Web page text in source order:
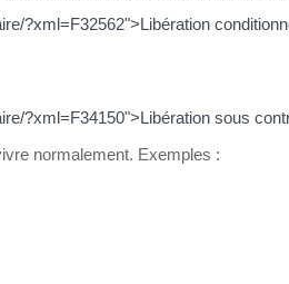
?xml=F32562">Libération
?xml=F34150">Libération sous
normalement. Exemples :